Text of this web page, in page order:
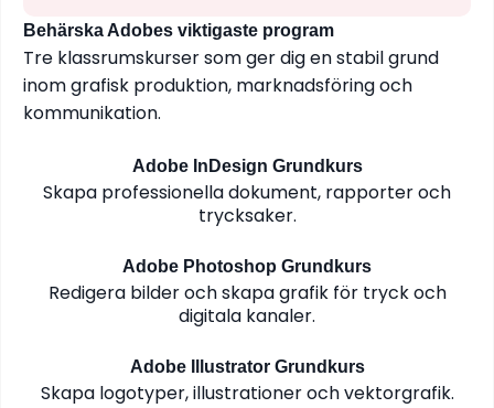
Behärska Adobes viktigaste program
Tre klassrumskurser som ger dig en stabil grund
inom grafisk produktion, marknadsföring och
kommunikation.
Adobe InDesign Grundkurs
Skapa professionella dokument, rapporter och
trycksaker.
Adobe Photoshop Grundkurs
Redigera bilder och skapa grafik för tryck och
digitala kanaler.
Adobe Illustrator Grundkurs
Skapa logotyper, illustrationer och vektorgrafik.